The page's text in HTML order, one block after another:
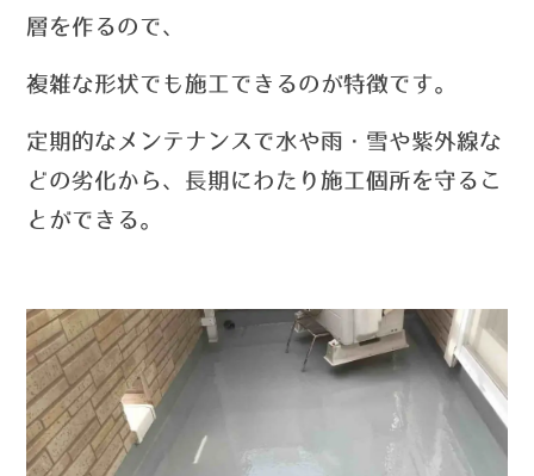
層を作るので、
複雑な形状でも施工できるのが特徴です。
定期的なメンテナンスで水や雨・雪や紫外線な
どの劣化から、長期にわたり施工個所を守るこ
とができる。